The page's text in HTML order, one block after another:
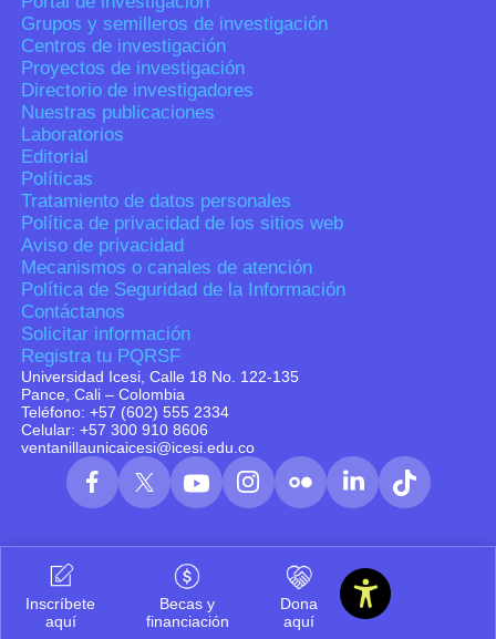
Universidad Icesi, Calle 18 No. 122-135
Pance, Cali – Colombia
Teléfono: +57 (602) 555 2334
Celular: +57 300 910 8606
ventanillaunicaicesi@icesi.edu.co
Grupos y semilleros de investigación
Centros de investigación
Proyectos de investigación
Directorio de investigadores
Nuestras publicaciones
Laboratorios
Editorial
Políticas
Tratamiento de datos personales
Política de privacidad de los sitios web
Aviso de privacidad
Mecanismos o canales de atención
Política de Seguridad de la Información
Contáctanos
Solicitar información
Registra tu PQRSF
Inscríbete
aquí
Becas y
financiación
Dona
aquí